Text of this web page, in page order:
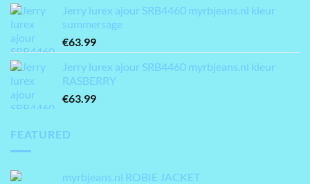
Jerry lurex ajour SRB4460 myrbjeans.nl kleur
summersage
€63.99
Jerry lurex ajour SRB4460 myrbjeans.nl kleur
RASBERRY
€63.99
FEATURED
myrbjeans.nl ROBIE JACKET